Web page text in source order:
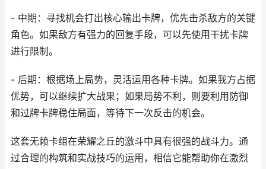
- 中期：寻找机会打出核心输出卡牌，优先击杀敌方的关键
角色。如果敌方有强力的回复手段，可以先使用干扰卡牌
进行限制。
- 后期：根据场上局势，灵活运用各种卡牌。如果我方占据
优势，可以继续扩大战果；如果局势不利，则要利用防御
和过牌卡牌稳住局面，等待下一次反击的机会。
这套无赖卡组在荣耀之丘的激斗中具有很强的战斗力。通
过合理的构筑和实战技巧的运用，相信它能帮助你在激烈